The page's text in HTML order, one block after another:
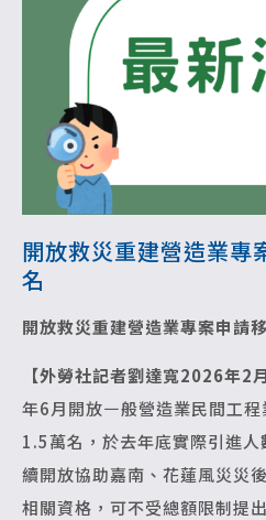
開放救災重建營造業專
名
開放救災重建營造業專案申請
【外勞社記者劉達寬2026年2
年6月開放㇐般營造業民間工
1.5萬名，於去年底實際引進
續開放協助嘉南、花蓮風災災
相關資格，可不受總額限制提